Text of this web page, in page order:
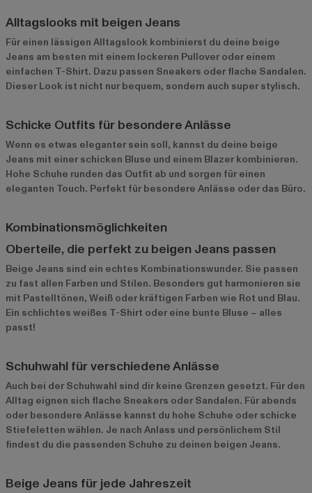
Alltagslooks mit beigen Jeans
Für einen lässigen Alltagslook kombinierst du deine beige
Jeans am besten mit einem lockeren Pullover oder einem
einfachen T-Shirt. Dazu passen Sneakers oder flache Sandalen.
Dieser Look ist nicht nur bequem, sondern auch super stylisch.
Schicke Outfits für besondere Anlässe
Wenn es etwas eleganter sein soll, kannst du deine beige
Jeans mit einer schicken Bluse und einem Blazer kombinieren.
Hohe Schuhe runden das Outfit ab und sorgen für einen
eleganten Touch. Perfekt für besondere Anlässe oder das Büro.
Kombinationsmöglichkeiten
Oberteile, die perfekt zu beigen Jeans passen
Beige Jeans sind ein echtes Kombinationswunder. Sie passen
zu fast allen Farben und Stilen. Besonders gut harmonieren sie
mit Pastelltönen, Weiß oder kräftigen Farben wie Rot und Blau.
Ein schlichtes weißes T-Shirt oder eine bunte Bluse – alles
passt!
Schuhwahl für verschiedene Anlässe
Auch bei der Schuhwahl sind dir keine Grenzen gesetzt. Für den
Alltag eignen sich flache Sneakers oder Sandalen. Für abends
oder besondere Anlässe kannst du hohe Schuhe oder schicke
Stiefeletten wählen. Je nach Anlass und persönlichem Stil
findest du die passenden Schuhe zu deinen beigen Jeans.
Beige Jeans für jede Jahreszeit